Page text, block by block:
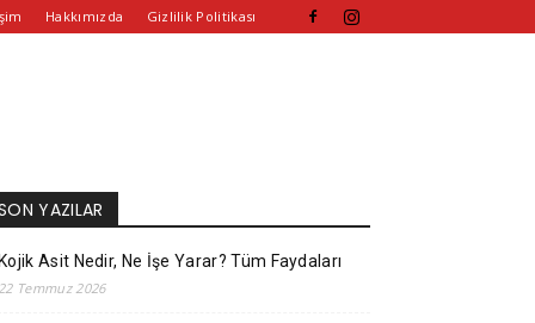
Hakkımızda Gizlilik Politikası
YAZILAR
Kojik Asit Nedir, Ne İşe Yarar? Tüm Faydaları
22 Temmuz 2026